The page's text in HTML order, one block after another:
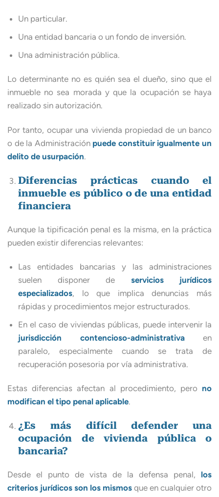
Un particular.
Una entidad bancaria o un fondo de inversión.
Una administración pública.
Lo determinante no es quién sea el dueño, sino que el
inmueble no sea morada y que la ocupación se haya
realizado sin autorización.
Por tanto, ocupar una vivienda propiedad de un banco
o de la Administración puede constituir igualmente un
delito de usurpación.
Diferencias prácticas cuando el
inmueble es público o de una entidad
financiera
Aunque la tipificación penal es la misma, en la práctica
pueden existir diferencias relevantes:
Las entidades bancarias y las administraciones
suelen disponer de servicios jurídicos
especializados, lo que implica denuncias más
rápidas y procedimientos mejor estructurados.
En el caso de viviendas públicas, puede intervenir la
jurisdicción contencioso-administrativaen
paralelo, especialmente cuando se trata de
recuperación posesoria por vía administrativa.
Estas diferencias afectan al procedimiento, pero no
modifican el tipo penal aplicable.
¿Es más difícil defender una
ocupación de vivienda pública o
bancaria?
Desde el punto de vista de la defensa penal, los
criterios jurídicos son los mismos que en cualquier otro